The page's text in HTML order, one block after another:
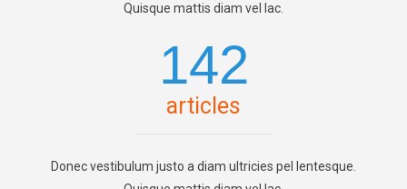
Quisque mattis diam vel lac.
142
articles
Donec vestibulum justo a diam ultricies pel lentesque.